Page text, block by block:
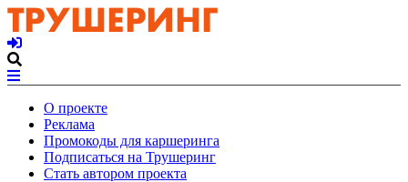
О проекте
Реклама
Промокоды для каршеринга
Подписаться на Трушеринг
Стать автором проекта